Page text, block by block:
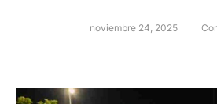
noviembre 24, 2025